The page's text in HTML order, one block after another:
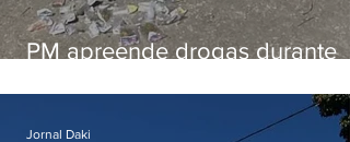
PM apreende drogas durante
Jornal Daki